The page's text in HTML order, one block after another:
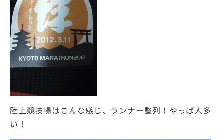
陸上競技場はこんな感じ、ランナー整列！やっぱ人多
い！